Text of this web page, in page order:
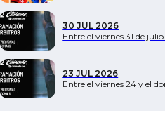
30 JUL 2026
Entre el viernes 31 de
23 JUL 2026
Entre el viernes 24 y el